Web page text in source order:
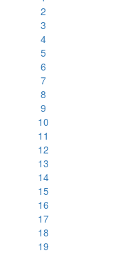
2
3
4
5
6
7
8
9
10
11
12
13
14
15
16
17
18
19